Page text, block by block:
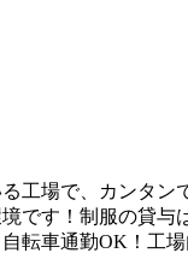
工場で、カンタン
です！制服の貸与
転車通勤OK！工